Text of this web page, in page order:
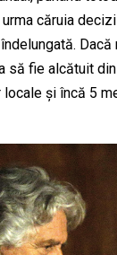
urma căruia
să fie alcătuit
și încă 5